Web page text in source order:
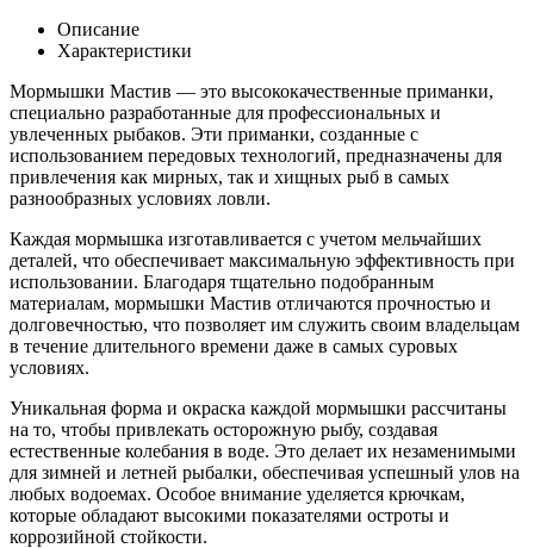
Описание
Характеристики
Мормышки Мастив — это высококачественные приманки,
специально разработанные для профессиональных и
увлеченных рыбаков. Эти приманки, созданные с
использованием передовых технологий, предназначены для
привлечения как мирных, так и хищных рыб в самых
разнообразных условиях ловли.
Каждая мормышка изготавливается с учетом мельчайших
деталей, что обеспечивает максимальную эффективность при
использовании. Благодаря тщательно подобранным
материалам, мормышки Мастив отличаются прочностью и
долговечностью, что позволяет им служить своим владельцам
в течение длительного времени даже в самых суровых
условиях.
Уникальная форма и окраска каждой мормышки рассчитаны
на то, чтобы привлекать осторожную рыбу, создавая
естественные колебания в воде. Это делает их незаменимыми
для зимней и летней рыбалки, обеспечивая успешный улов на
любых водоемах. Особое внимание уделяется крючкам,
которые обладают высокими показателями остроты и
коррозийной стойкости.